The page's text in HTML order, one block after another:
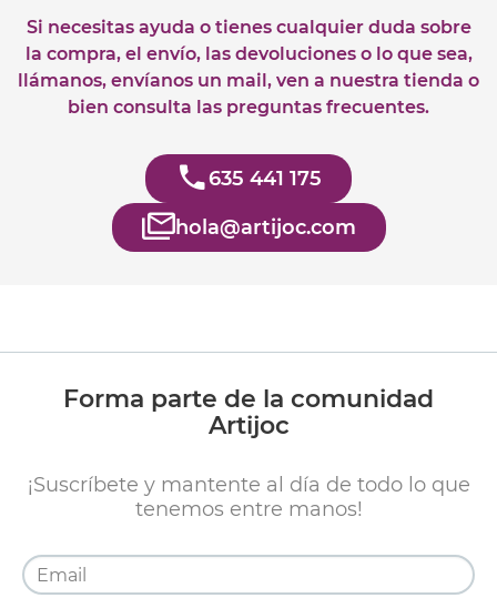
Si necesitas ayuda o tienes cualquier duda sobre
la compra, el envío, las devoluciones o lo que sea,
llámanos, envíanos un mail, ven a nuestra tienda o
bien consulta las preguntas frecuentes.
635 441 175
hola@artijoc.com
Forma parte de la comunidad
Artijoc
¡Suscríbete y mantente al día de todo lo que
tenemos entre manos!